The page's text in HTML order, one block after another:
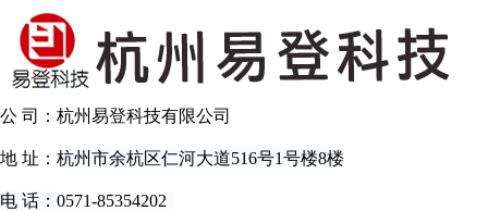
公 司：杭州易登科技有限公司
地 址： 杭州市余杭区仁河大道516号1号楼8楼
电 话： 0571-85354202